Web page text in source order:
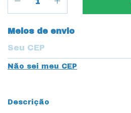
Entregas para o CEP:
Meios de envio
Não sei meu CEP
Descrição